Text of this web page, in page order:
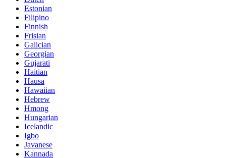
Estonian
Filipino
Finnish
Frisian
Galician
Georgian
Gujarati
Haitian
Hausa
Hawaiian
Hebrew
Hmong
Hungarian
Icelandic
Igbo
Javanese
Kannada